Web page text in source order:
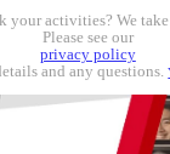
your activities? We
Please see our
privacy policy
and any questions.